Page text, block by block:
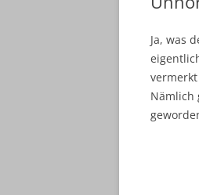
Ja, was
Nämlich